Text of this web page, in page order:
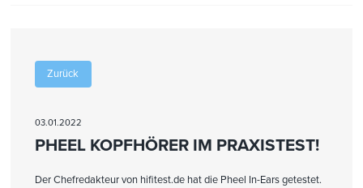
Zurück
03.01.2022
PHEEL KOPFHÖRER IM PRAXISTEST!
Der Chefredakteur von hifitest.de hat die Pheel In-Ears getestet.